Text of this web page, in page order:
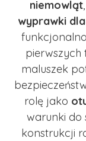
niemowląt,
wyprawki
pierwszych
maluszek
rolę jako
warunki do
konstrukcji